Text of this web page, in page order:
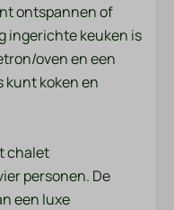
ontspannen of
ingerichte keuken is
oven en een
kunt koken en
chalet
personen. De
een luxe